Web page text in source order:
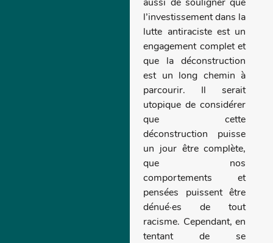
aussi de souligner que
l’investissement dans la
lutte antiraciste est un
engagement complet et
que la déconstruction
est un long chemin à
parcourir. Il serait
utopique de considérer
que cette
déconstruction puisse
un jour être complète,
que nos
comportements et
pensées puissent être
dénué·es de tout
racisme. Cependant, en
tentant de se